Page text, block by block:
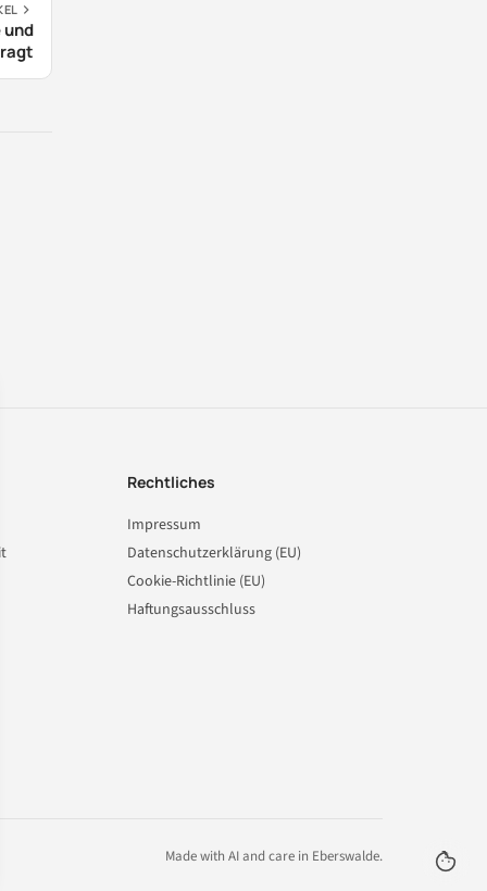
und
Rechtliches
Impressum
Datenschutzerklärung (EU)
Cookie-Richtlinie (EU)
Haftungsausschluss
Made with AI and care in Eberswalde.